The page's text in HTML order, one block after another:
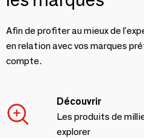
Afin de profiter au mieux de
en relation avec vos marques
compte.
Découvrir
Les produits de
explorer